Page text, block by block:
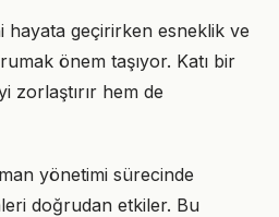
geçirirken esneklik ve
önem taşıyor. Katı bir
zorlaştırır hem de
yönetimi sürecinde
doğrudan etkiler. Bu